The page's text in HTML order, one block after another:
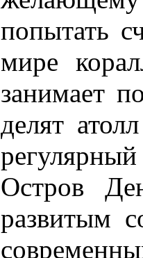
попытать
мире
занимает
делят
Остров
развитым